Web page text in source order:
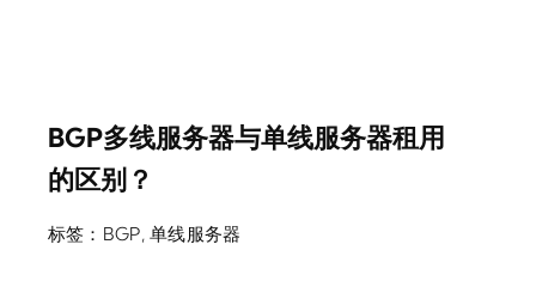
BGP多线服务器与单线服务器租用
的区别？
标签： BGP,单线服务器